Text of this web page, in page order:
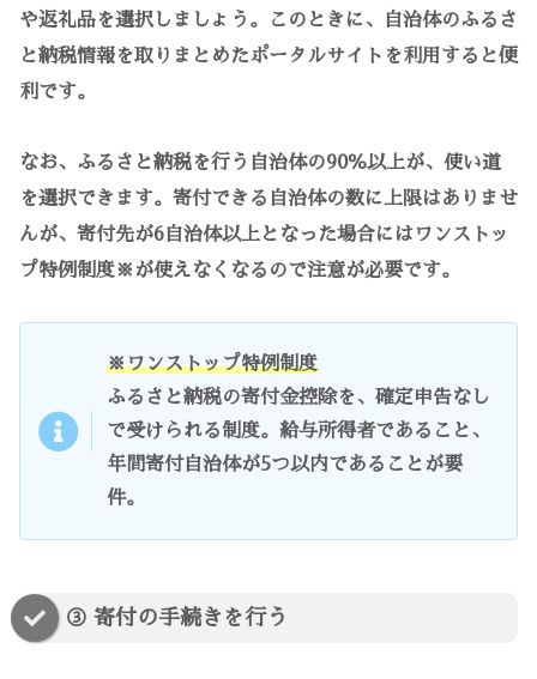
や返礼品を選択しましょう。このときに、自治体のふるさ
と納税情報を取りまとめたポータルサイトを利用すると便
利です。
なお、ふるさと納税を行う自治体の90％以上が、使い道
を選択できます。寄付できる自治体の数に上限はありませ
んが、寄付先が6自治体以上となった場合にはワンストッ
プ特例制度※が使えなくなるので注意が必要です。
※ワンストップ特例制度
ふるさと納税の寄付金控除を、確定申告なし
で受けられる制度。給与所得者であること、
年間寄付自治体が5つ以内であることが要
件。
③ 寄付の手続きを行う